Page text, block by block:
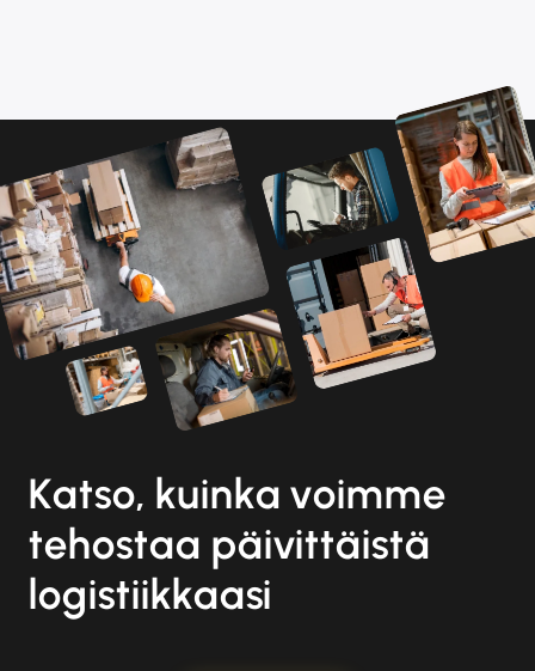
Katso, kuinka voimme
tehostaa päivittäistä
logistiikkaasi